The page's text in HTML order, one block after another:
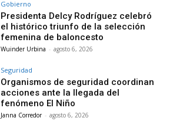
Gobierno
Presidenta Delcy Rodríguez celebró
el histórico triunfo de la selección
femenina de baloncesto
Wuinder Urbina - agosto 6, 2026
Seguridad
Organismos de seguridad coordinan
acciones ante la llegada del
fenómeno El Niño
Janna Corredor - agosto 6, 2026